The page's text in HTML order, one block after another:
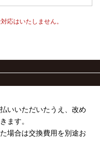
応はいたしません。
いいただいたうえ、改め
ます。
場合は交換費用を別途お